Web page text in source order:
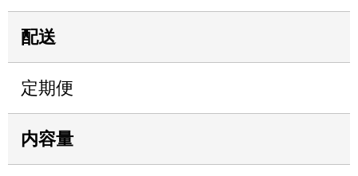
配送
定期便
内容量